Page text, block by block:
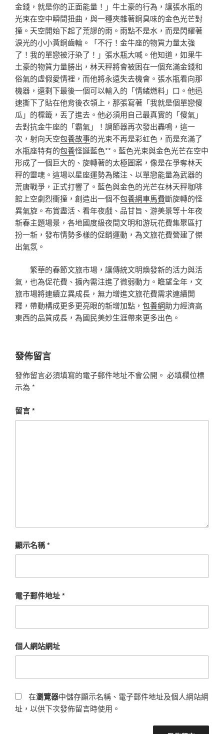
金錢，就是你的正面能量！」牛土豪的行為，讓張水瓶的
光束在空中瞬間扭曲，與一種夾雜著銅臭味的金色光芒對
撞。天空開始下起了荒謬的雨。雨點不是水，而是閃耀著
淚光的小小黃銅齒輪。「不行！金牛座的物質力量太強
了！我的單戀被汙染了！」張水瓶大喊。他知道，如果牛
土豪的物質力量勝出，林天秤將會被困在一個充滿金錢和
俗氣的虛假愛情裡，而他將永遠失去機會。張水瓶看向那
機器，還剩下最後一個可以輸入的「情緒燃料」口。他迅
速撕下了貼在他背後衣領上，那張寫著「我就是個單戀傻
瓜」的標籤，丟了進去。他必須用自己最真實的「傻氣」
去對抗金牛座的「霸氣」！調節器再次發出轟鳴，這一
次，射向天空包養故事的光束不再是彩虹色，而是充滿了
水瓶座特有的包養怪誕藍色**。藍色光束與金色光芒在空中
形成了一個巨大的、旋轉著的太極圖案，像是在爭奪林天
秤的靈魂。這場以星座運勢為賭注、以單戀能量為武器的
荒唐戰爭，正式打響了。藍色與金色的光芒在林天秤咖啡
館上空劇烈衝撞，創造出一個不包養網車馬費斷旋轉的怪
異氣旋。布賞盡活、看年夜戲、品甘旨、游美景等十年夜
新春主題場景，各地國度級夜間文明和游玩花費集聚區打
扮一新，發布情勢多樣的促銷運動，為文旅花費營建了傑
出氣氛。
繁華的春節文旅市場，讓傳統文明煥發新的活力與活
氣，也為促花費、擴內需注進了微弱動力。瞻望全年，文
旅市場將連續立異成長，無力增進文旅花費需求連續開
釋，帶動構成更多更亮眼的新增加點， 包養網助力經濟高
東西的品質成長，為國民美妙生涯帶來更多出色。
發佈留言
發佈留言必須填寫的電子郵件地址不會公開。 必填欄位標
示為 *
留言*
顯示名稱*
電子郵件地址*
個人網站網址
在瀏覽器中儲存顯示名稱、電子郵件地址及個人網站網
址，以供下次發佈留言時使用。